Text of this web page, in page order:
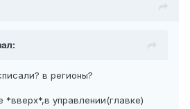
в регионы?
управлении(главке)